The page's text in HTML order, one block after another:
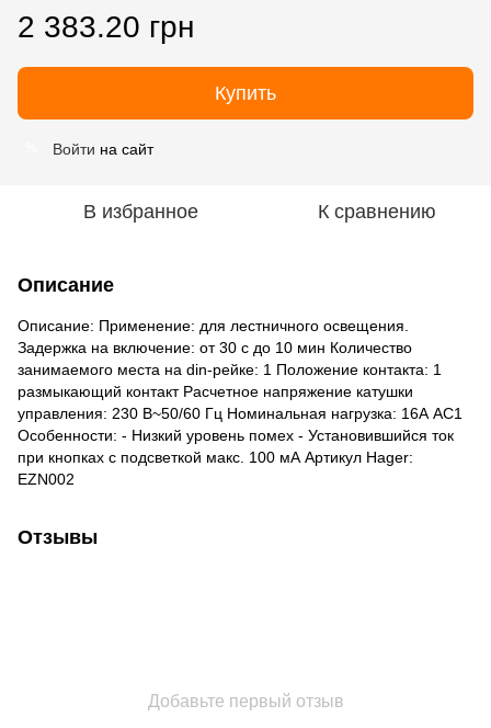
2 383.20 грн
Купить
Войти на сайт
В избранное К сравнению
Описание
Описание: Применение: для лестничного освещения.
Задержка на включение: от 30 с до 10 мин Количество
занимаемого места на din-рейке: 1 Положение контакта: 1
размыкающий контакт Расчетное напряжение катушки
управления: 230 В~50/60 Гц Номинальная нагрузка: 16А АС1
Особенности: - Низкий уровень помех - Установившийся ток
при кнопках с подсветкой макс. 100 мА Артикул Hager:
EZN002
Отзывы
Добавьте первый отзыв